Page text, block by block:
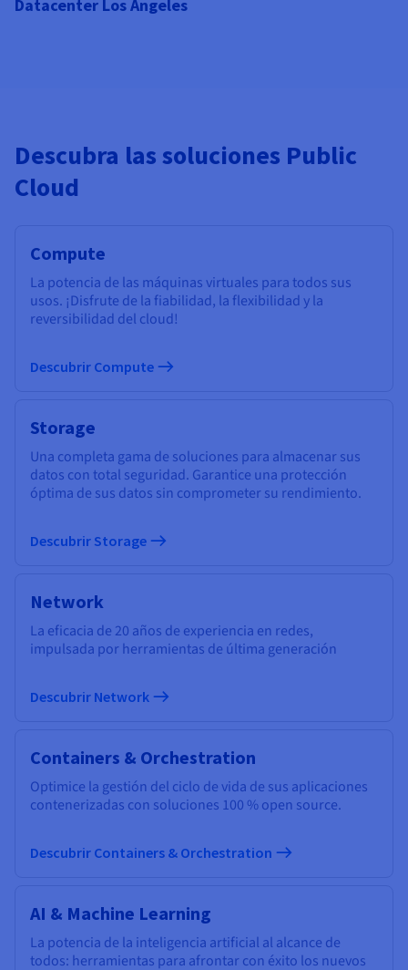
Datacenter Los Ángeles
Descubra las soluciones Public
Cloud
Compute
La potencia de las máquinas virtuales para todos sus
usos. ¡Disfrute de la fiabilidad, la flexibilidad y la
reversibilidad del cloud!
Descubrir Compute
Storage
Una completa gama de soluciones para almacenar sus
datos con total seguridad. Garantice una protección
óptima de sus datos sin comprometer su rendimiento.
Descubrir Storage
Network
La eficacia de 20 años de experiencia en redes,
impulsada por herramientas de última generación
Descubrir Network
Containers & Orchestration
Optimice la gestión del ciclo de vida de sus aplicaciones
contenerizadas con soluciones 100 % open source.
Descubrir Containers & Orchestration
AI & Machine Learning
La potencia de la inteligencia artificial al alcance de
todos: herramientas para afrontar con éxito los nuevos